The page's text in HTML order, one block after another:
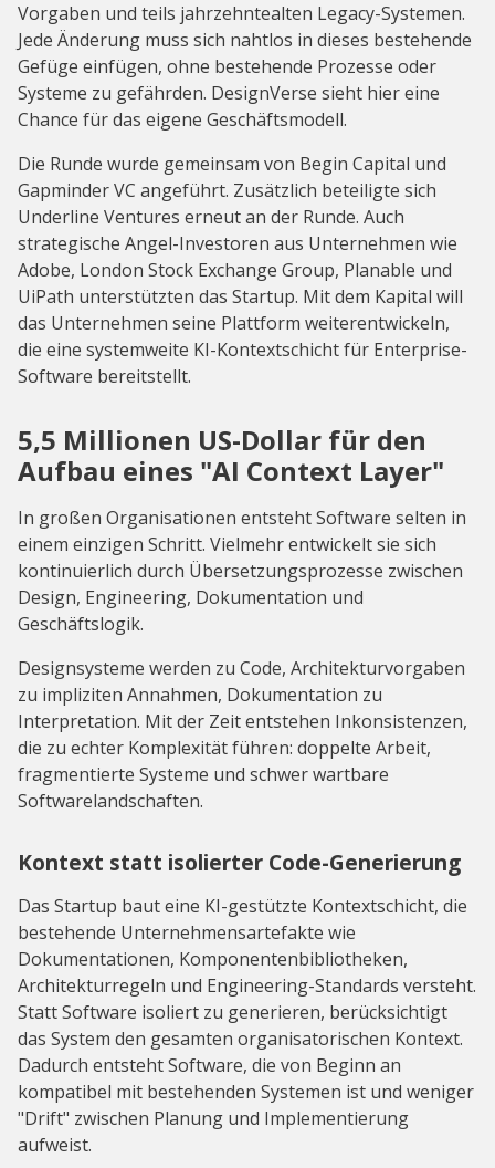
Vorgaben und teils jahrzehntealten Legacy-Systemen.
Jede Änderung muss sich nahtlos in dieses bestehende
Gefüge einfügen, ohne bestehende Prozesse oder
Systeme zu gefährden. DesignVerse sieht hier eine
Chance für das eigene Geschäftsmodell.
Die Runde wurde gemeinsam von Begin Capital und
Gapminder VC angeführt. Zusätzlich beteiligte sich
Underline Ventures erneut an der Runde. Auch
strategische Angel-Investoren aus Unternehmen wie
Adobe, London Stock Exchange Group, Planable und
UiPath unterstützten das Startup. Mit dem Kapital will
das Unternehmen seine Plattform weiterentwickeln,
die eine systemweite KI-Kontextschicht für Enterprise-
Software bereitstellt.
5,5 Millionen US-Dollar für den
Aufbau eines "AI Context Layer"
In großen Organisationen entsteht Software selten in
einem einzigen Schritt. Vielmehr entwickelt sie sich
kontinuierlich durch Übersetzungsprozesse zwischen
Design, Engineering, Dokumentation und
Geschäftslogik.
Designsysteme werden zu Code, Architekturvorgaben
zu impliziten Annahmen, Dokumentation zu
Interpretation. Mit der Zeit entstehen Inkonsistenzen,
die zu echter Komplexität führen: doppelte Arbeit,
fragmentierte Systeme und schwer wartbare
Softwarelandschaften.
Kontext statt isolierter Code-Generierung
Das Startup baut eine KI-gestützte Kontextschicht, die
bestehende Unternehmensartefakte wie
Dokumentationen, Komponentenbibliotheken,
Architekturregeln und Engineering-Standards versteht.
Statt Software isoliert zu generieren, berücksichtigt
das System den gesamten organisatorischen Kontext.
Dadurch entsteht Software, die von Beginn an
kompatibel mit bestehenden Systemen ist und weniger
"Drift" zwischen Planung und Implementierung
aufweist.